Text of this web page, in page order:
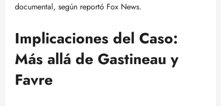
documental, según reportó Fox News.
Implicaciones del Caso:
Más allá de Gastineau y
Favre